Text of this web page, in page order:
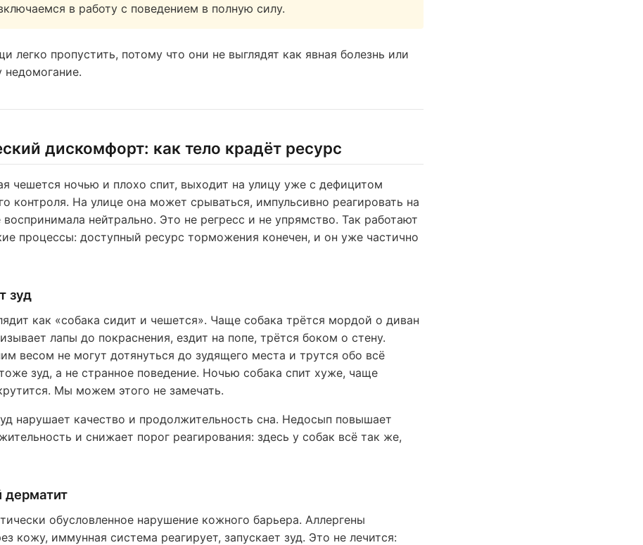
в работу с поведением в полную силу.
легко пропустить, потому что они не выглядят как явная болезнь или
недомогание.
дискомфорт: как тело крадёт ресурс
чешется ночью и плохо спит, выходит на улицу уже с дефицитом
контроля. На улице она может срываться, импульсивно реагировать на
нейтрально. Это не регресс и не упрямство. Так работают
процессы: доступный ресурс торможения конечен, и он уже частично
зуд
как «собака сидит и чешется». Чаще собака трётся мордой о диван
лапы до покраснения, ездит на попе, трётся боком о стену.
весом не могут дотянуться до зудящего места и трутся обо всё
зуд, а не странное поведение. Ночью собака спит хуже, чаще
Мы можем этого не замечать.
нарушает качество и продолжительность сна. Недосып повышает
и снижает порог реагирования: здесь у собак всё так же,
дерматит
обусловленное нарушение кожного барьера. Аллергены
кожу, иммунная система реагирует, запускает зуд. Это не лечится: